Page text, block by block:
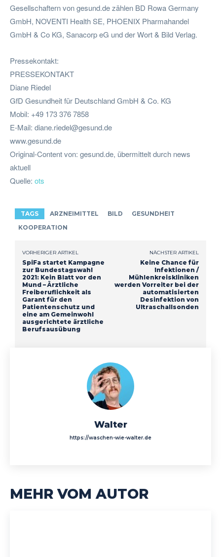
Gesellschaftern von gesund.de zählen BD Rowa Germany
GmbH, NOVENTI Health SE, PHOENIX Pharmahandel
GmbH & Co KG, Sanacorp eG und der Wort & Bild Verlag.
Pressekontakt:
PRESSEKONTAKT
Diane Riedel
GfD Gesundheit für Deutschland GmbH & Co. KG
Mobil: +49 173 376 7858
E-Mail: diane.riedel@gesund.de
www.gesund.de
Original-Content von: gesund.de, übermittelt durch news
aktuell
Quelle: ots
TAGS ARZNEIMITTEL BILD
GESUNDHEIT
KOOPERATION
VORHERIGER ARTIKEL
SpiFa startet Kampagne
zur Bundestagswahl
2021: Kein Blatt vor den
Mund – Ärztliche
Freiberuflichkeit als
Garant für den
Patientenschutz und
eine am Gemeinwohl
ausgerichtete ärztliche
Berufsausübung
NÄCHSTER ARTIKEL
Keine Chance für
Infektionen /
Mühlenkreiskliniken
werden Vorreiter bei der
automatisierten
Desinfektion von
Ultraschallsonden
Walter
https://waschen-wie-walter.de
MEHR VOM AUTOR